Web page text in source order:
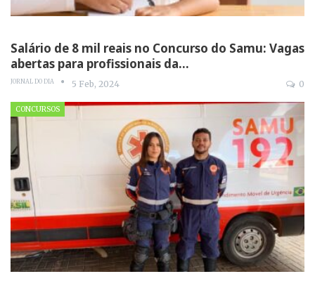
Salário de 8 mil reais no Concurso do Samu: Vagas
abertas para profissionais da…
JORNAL DO DIA 5 Feb, 2024 0
CONCURSOS